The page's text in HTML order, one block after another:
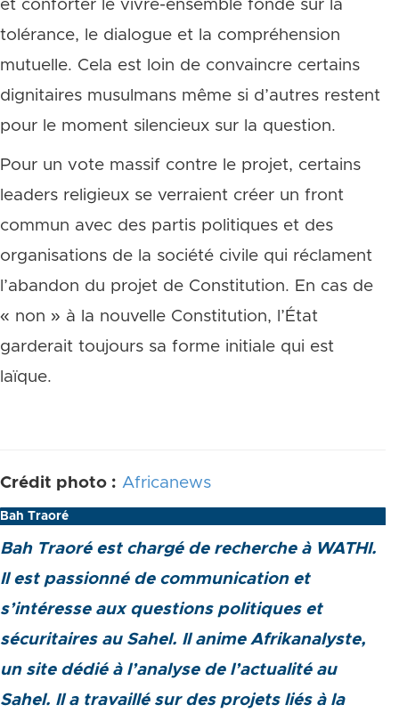
et conforter le vivre-ensemble fondé sur la
tolérance, le dialogue et la compréhension
mutuelle. Cela est loin de convaincre certains
dignitaires musulmans même si d’autres restent
pour le moment silencieux sur la question.
Pour un vote massif contre le projet, certains
leaders religieux se verraient créer un front
commun avec des partis politiques et des
organisations de la société civile qui réclament
l’abandon du projet de Constitution. En cas de
« non » à la nouvelle Constitution, l’État
garderait toujours sa forme initiale qui est
laïque.
Crédit photo : Africanews
Bah Traoré
Bah Traoré est chargé de recherche à WATHI.
Il est passionné de communication et
s’intéresse aux questions politiques et
sécuritaires au Sahel. Il anime Afrikanalyste,
un site dédié à l’analyse de l’actualité au
Sahel. Il a travaillé sur des projets liés à la